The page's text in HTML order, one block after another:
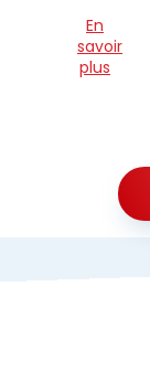
En
savoir
plus